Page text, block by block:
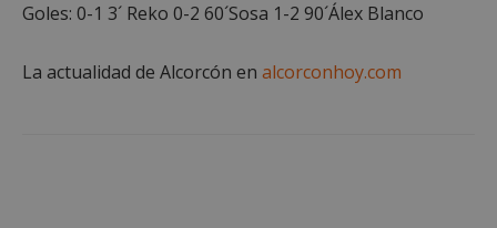
Goles: 0-1 3´ Reko 0-2 60´Sosa 1-2 90´Álex Blanco
La actualidad de Alcorcón en alcorconhoy.com